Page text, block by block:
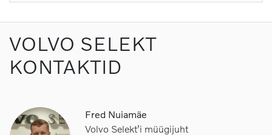
VOLVO SELEKT
KONTAKTID
Fred Nuiamäe
Volvo Selekt’i müügijuht